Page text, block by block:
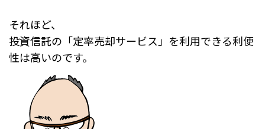
それほど、
投資信託の「定率売却サービス」を利用できる利便
性は高いのです。